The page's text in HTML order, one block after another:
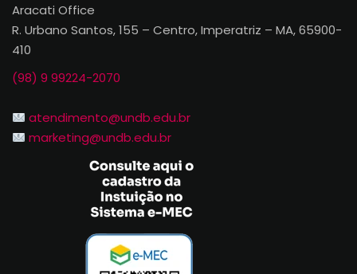
Aracati Office
R. Urbano Santos, 155 – Centro, Imperatriz – MA, 65900-
410
(98) 9 99224-2070
atendimento@undb.edu.br
marketing@undb.edu.br